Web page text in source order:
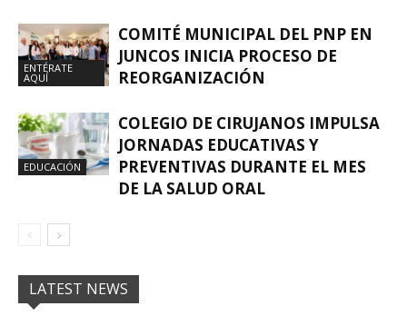
ENTÉRATE
AQUÍ
COMITÉ MUNICIPAL DEL PNP EN
JUNCOS INICIA PROCESO DE
REORGANIZACIÓN
EDUCACIÓN
COLEGIO DE CIRUJANOS IMPULSA
JORNADAS EDUCATIVAS Y
PREVENTIVAS DURANTE EL MES
DE LA SALUD ORAL
LATEST NEWS